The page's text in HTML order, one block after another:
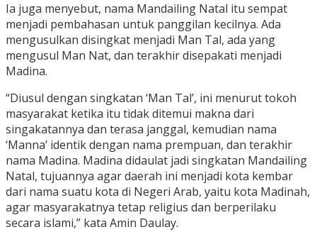
Ia juga menyebut, nama Mandailing Natal itu sempat
menjadi pembahasan untuk panggilan kecilnya. Ada
mengusulkan disingkat menjadi Man Tal, ada yang
mengusul Man Nat, dan terakhir disepakati menjadi
Madina.
“‎Diusul dengan singkatan ‘Man Tal’, ini menurut tokoh
masyarakat ketika itu tidak ditemui makna dari
singakatannya dan terasa janggal, kemudian nama
‘Manna’ identik dengan nama prempuan, dan terakhir
nama Madina. Madina didaulat jadi singkatan Mandailing
Natal, tujuannya agar daerah ini menjadi kota kembar
dari nama suatu kota di Negeri Arab, yaitu kota Madinah,
agar masyarakatnya tetap religius dan berperilaku
secara islami,” kata Amin Daulay.